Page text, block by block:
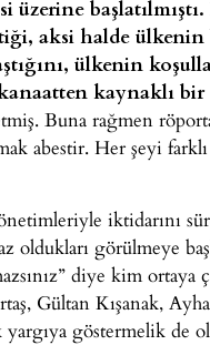
üzerine
aksi halde
ülkenin
kaynaklı
Buna rağmen
abestir. Her şeyi
iktidarını
oldukları görülmeye
diye kim ortaya
Gültan Kışanak,
göstermelik de